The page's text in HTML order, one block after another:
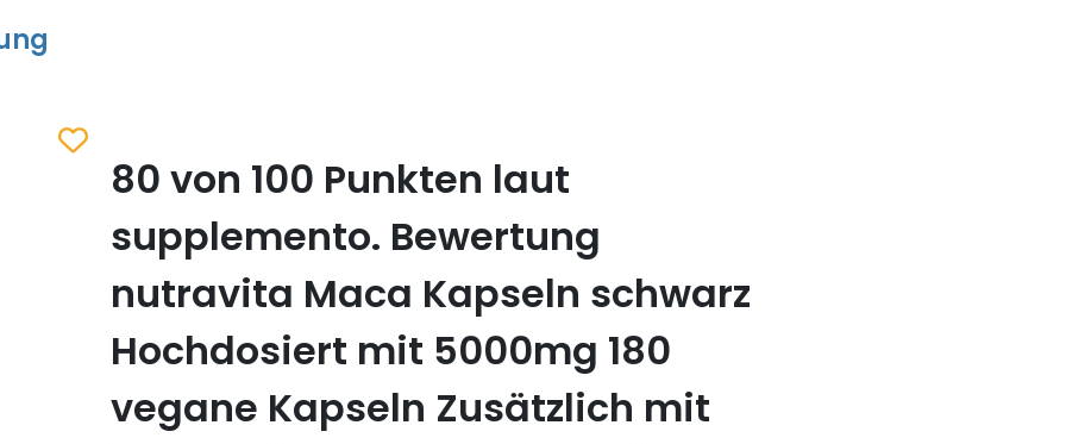
Zum Merkzettel hinzufügen
80 von 100 Punkten laut
supplemento. Bewertung
nutravita Maca Kapseln schwarz
Hochdosiert mit 5000mg 180
vegane Kapseln Zusätzlich mit